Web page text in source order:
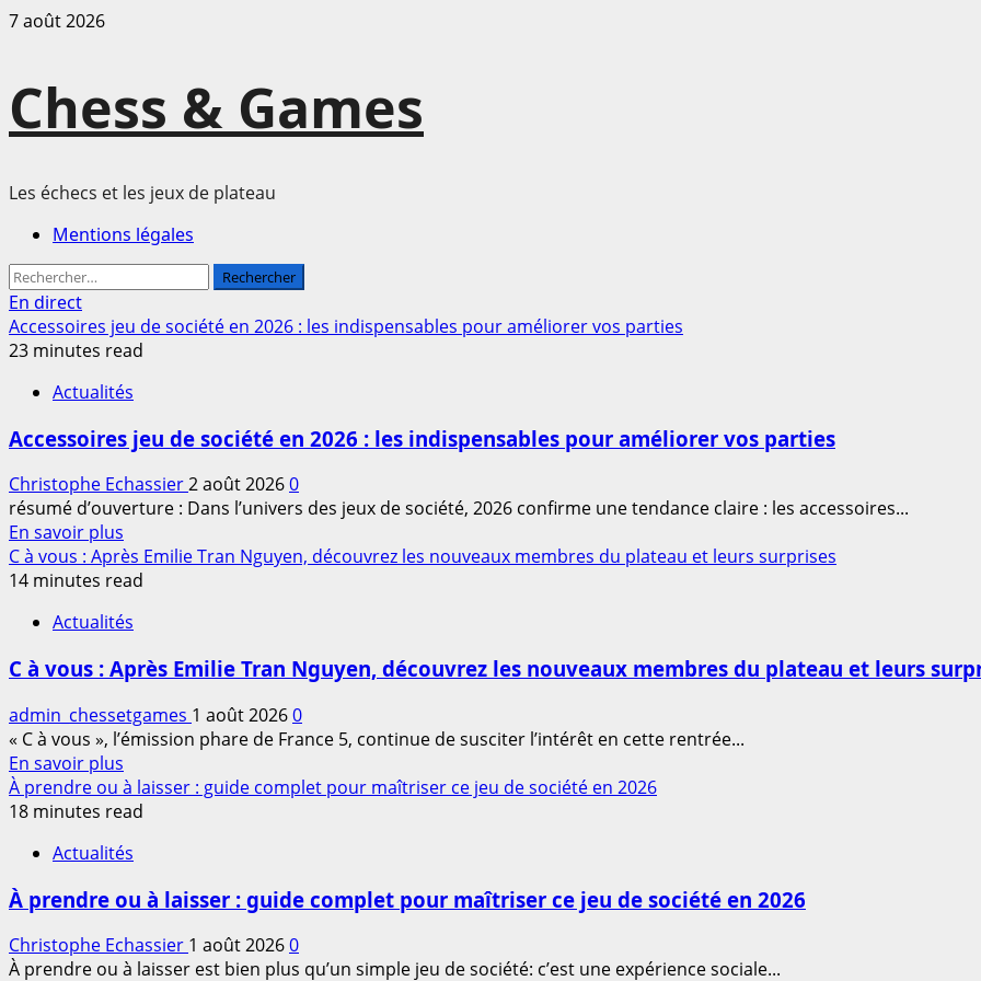
Passer
7 août 2026
Chess & Games
Les échecs et les jeux de plateau
MenuMentions légales
Rechercher :
En direct
Accessoires jeu de société en 2026 : les indispensables pour améliorer vos parties
23 minutes read
Actualités
Accessoires jeu de société en 2026 : les indispensables pour améliorer vos parties
Christophe Echassier2 août 20260
résumé d’ouverture : Dans l’univers des jeux de société, 2026 confirme une tendance claire : les accessoires...
En savoir plus
savoir
plus
Accessoires
de
en
2026
:
les
indispensables
pour
améliorer
vos
parties
C à vous : Après Emilie Tran Nguyen, découvrez les nouveaux membres du plateau et leurs surprises
14 minutes read
Actualités
C à vous : Après Emilie Tran Nguyen, découvrez les nouveaux membres du plateau et leurs
admin_chessetgames 1 août 20260
« C à vous », l’émission phare de France 5, continue de susciter l’intérêt en cette rentrée...
En savoir plus
savoir
plus
C
vous
Après
À prendre ou à laisser : guide complet pour maîtriser ce jeu de société en 2026
18 minutes read
Actualités
À prendre ou à laisser : guide complet pour maîtriser ce jeu de société en 2026
Christophe Echassier 1 août 20260
À prendre ou à laisser est bien plus qu’un simple jeu de société: c’est une expérience sociale...